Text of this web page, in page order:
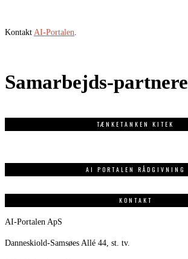
Kontakt AI-Portalen
Samarbejds-partnere
TÆNKETANKEN KITEK
AI PORTALEN RÅDGIVNING
KONTAKT
AI-Portalen ApS
Danneskiold-Samsøes Allé 44, st. tv.